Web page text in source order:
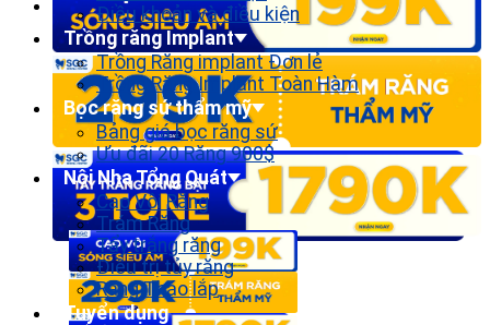
Điều khoản và điều kiện
Trồng răng Implant
Trồng Răng implant Đơn lẻ
Trồng Răng Implant Toàn Hàm
Bọc răng sứ thẩm mỹ
Bảng giá bọc răng sứ
Ưu đãi 20 Răng 900$
Nội Nha Tổng Quát
Cạo Vôi Răng
Trám Răng
Tẩy trắng răng
Điều trị tủy răng
Răng Tháo lắp
Tuyển dụng